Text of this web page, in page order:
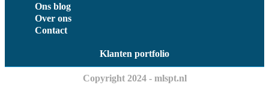
Ons blog
Over ons
Contact
Klanten portfolio
Copyright 2024 - mlspt.nl